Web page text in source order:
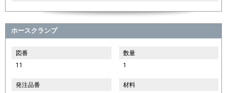
ホースクランプ
図番
11
数量
1
発注品番
材料